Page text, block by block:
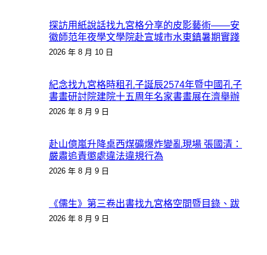
探訪用紙說話找九宮格分享的皮影藝術——安
徽師范年夜學文學院赴宣城市水東鎮暑期實踐
2026 年 8 月 10 日
紀念找九宮格時租孔子誕辰2574年暨中國孔子
書畫研討院建院十五周年名家書畫展在濟舉辦
2026 年 8 月 9 日
赴山億嵐升降桌西煤礦爆炸變亂現場 張國清：
嚴肅追責懲處違法違規行為
2026 年 8 月 9 日
《儒生》第三卷出書找九宮格空間暨目錄、跋
2026 年 8 月 9 日